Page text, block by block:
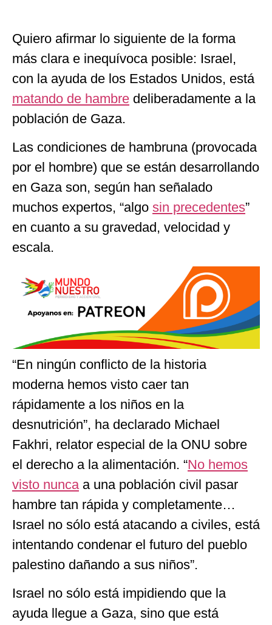
Quiero afirmar lo siguiente de la forma
más clara e inequívoca posible: Israel,
con la ayuda de los Estados Unidos, está
matando de hambre deliberadamente a la
población de Gaza.
Las condiciones de hambruna (provocada
por el hombre) que se están desarrollando
en Gaza son, según han señalado
muchos expertos, “algo sin precedentes”
en cuanto a su gravedad, velocidad y
escala.
“En ningún conflicto de la historia
moderna hemos visto caer tan
rápidamente a los niños en la
desnutrición”, ha declarado Michael
Fakhri, relator especial de la ONU sobre
el derecho a la alimentación. “No hemos
visto nunca a una población civil pasar
hambre tan rápida y completamente…
Israel no sólo está atacando a civiles, está
intentando condenar el futuro del pueblo
palestino dañando a sus niños”.
Israel no sólo está impidiendo que la
ayuda llegue a Gaza, sino que está